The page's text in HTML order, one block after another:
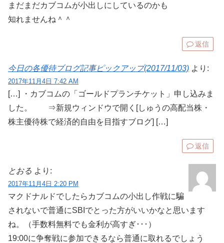
まだまだカブコムが小出しにしているのかも
知れませんね＾＾
返信
今日の各優待ブログ記事ピックアップ(2017/11/03) より:
2017年11月4日 7:42 AM
[…] ・カブコムの「ゴールドプランチケット」申し込みま
した。 ⇒新規ウィンドウで開く[しゅうの高配当株・
株主優待株で経済的自由を目指すブログ] […]
返信
とおる より:
2017年11月4日 2:20 PM
マクドナルドでしたらカブコムの小出し作戦に騙
されないで普通にSBIでとった方がいいかなと思います
ね。（手数料無料でも金利が高すぎ･･･）
19:00に争奪戦に参加できるなら普通に取れるでしょう